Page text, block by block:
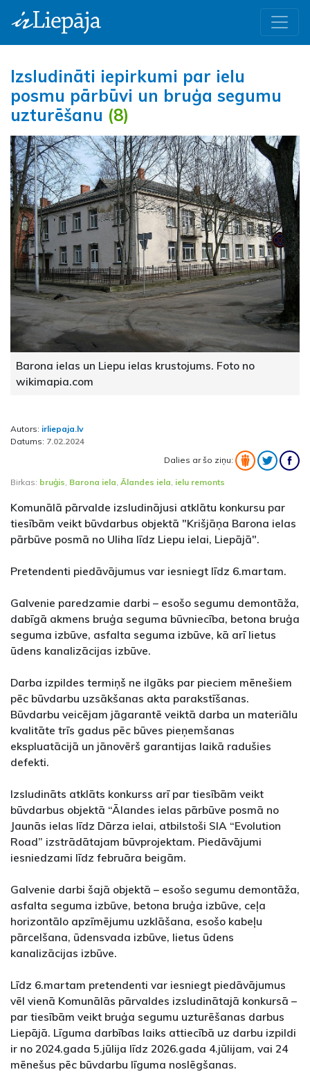
Izsludināti iepirkumi par ielu
posmu pārbūvi un bruģa segumu
uzturēšanu (8)
Barona ielas un Liepu ielas krustojums. Foto no
wikimapia.com
Autors: irliepaja.lv
Datums: 7.02.2024
Dalies ar šo ziņu:
Birkas: bruģis Barona iela Ālandes iela ielu remonts
Komunālā pārvalde izsludinājusi atklātu konkursu par
tiesībām veikt būvdarbus objektā "Krišjāņa Barona ielas
pārbūve posmā no Uliha līdz Liepu ielai, Liepājā".
Pretendenti piedāvājumus var iesniegt līdz 6.martam.
Galvenie paredzamie darbi – esošo segumu demontāža,
dabīgā akmens bruģa seguma būvniecība, betona bruģa
seguma izbūve, asfalta seguma izbūve, kā arī lietus
ūdens kanalizācijas izbūve.
Darba izpildes termiņš ne ilgāks par pieciem mēnešiem
pēc būvdarbu uzsākšanas akta parakstīšanas.
Būvdarbu veicējam jāgarantē veiktā darba un materiālu
kvalitāte trīs gadus pēc būves pieņemšanas
ekspluatācijā un jānovērš garantijas laikā radušies
defekti.
Izsludināts atklāts konkurss arī par tiesībām veikt
būvdarbus objektā “Ālandes ielas pārbūve posmā no
Jaunās ielas līdz Dārza ielai, atbilstoši SIA “Evolution
Road” izstrādātajam būvprojektam. Piedāvājumi
iesniedzami līdz februāra beigām.
Galvenie darbi šajā objektā – esošo segumu demontāža,
asfalta seguma izbūve, betona bruģa izbūve, ceļa
horizontālo apzīmējumu uzklāšana, esošo kabeļu
pārcelšana, ūdensvada izbūve, lietus ūdens
kanalizācijas izbūve.
Līdz 6.martam pretendenti var iesniegt piedāvājumus
vēl vienā Komunālās pārvaldes izsludinātajā konkursā –
par tiesībām veikt bruģa segumu uzturēšanas darbus
Liepājā. Līguma darbības laiks attiecībā uz darbu izpildi
ir no 2024.gada 5.jūlija līdz 2026.gada 4.jūlijam, vai 24
mēnešus pēc būvdarbu līguma noslēgšanas.